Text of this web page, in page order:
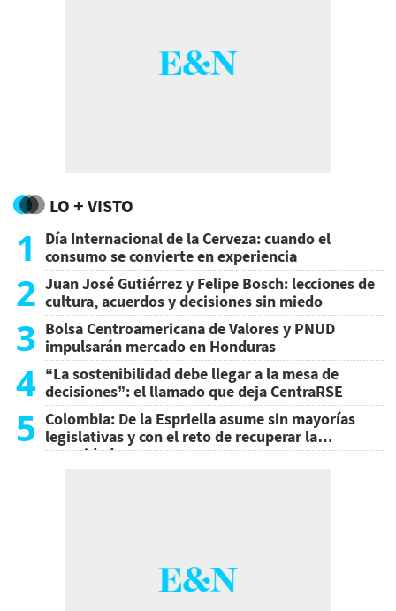
LO + VISTO
1
Día Internacional de la Cerveza: cuando el
consumo se convierte en experiencia
2 Juan José Gutiérrez y Felipe Bosch: lecciones de
cultura, acuerdos y decisiones sin miedo
3 Bolsa Centroamericana de Valores y PNUD
impulsarán mercado en Honduras
4 “La sostenibilidad debe llegar a la mesa de
decisiones”: el llamado que deja CentraRSE
5 Colombia: De la Espriella asume sin mayorías
legislativas y con el reto de recuperar la
seguridad